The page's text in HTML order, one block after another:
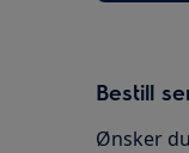
Bestill
Ønsker